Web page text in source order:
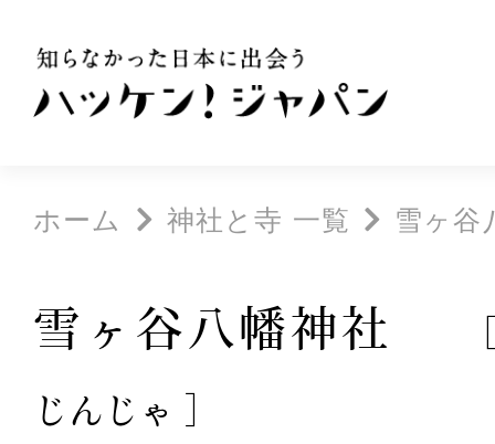
ホーム 神社と寺 一覧 雪ヶ
雪ヶ谷八幡神社
じんじゃ ］